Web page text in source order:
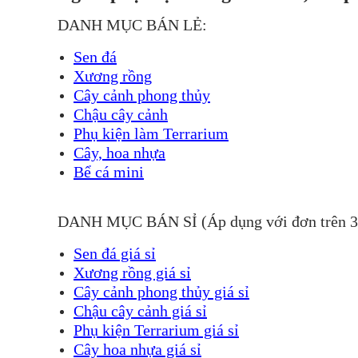
DANH MỤC BÁN LẺ:
Sen đá
Xương rồng
Cây cảnh phong thủy
Chậu cây cảnh
Phụ kiện làm Terrarium
Cây, hoa nhựa
Bể cá mini
DANH MỤC BÁN SỈ (Áp dụng với đơn trên
Sen đá giá sỉ
Xương rồng giá sỉ
Cây cảnh phong thủy giá sỉ
Chậu cây cảnh giá sỉ
Phụ kiện Terrarium giá sỉ
Cây hoa nhựa giá sỉ